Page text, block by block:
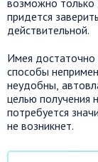
возможно только
придется
действительной.
Имея достаточно
способы
неудобны,
целью получения
потребуется
не возникнет.